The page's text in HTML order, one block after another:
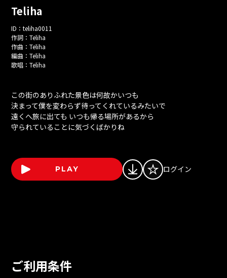
Teliha
ID：teliha0011
作詞：Teliha
作曲：Teliha
編曲：Teliha
歌唱：Teliha
この街のありふれた景色は何故かいつも
決まって僕を変わらず待ってくれているみたいで
遠くへ旅に出ても いつも帰る場所があるから
守られていることに気づくばかりね
PLAY ログイン
ご利用条件